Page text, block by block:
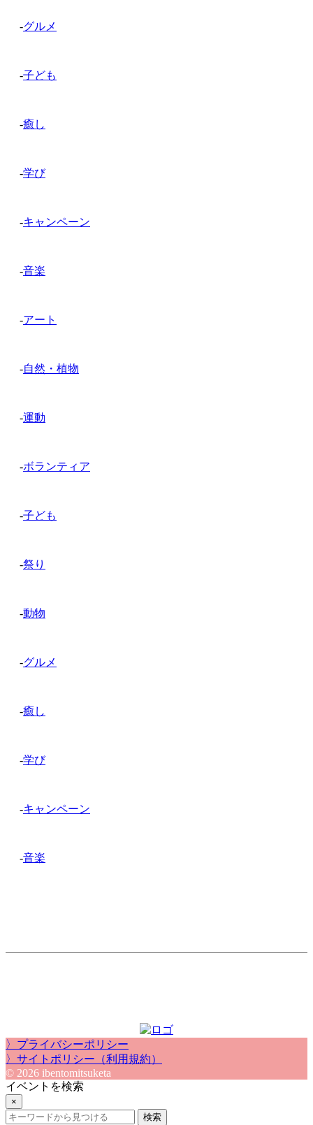
-グルメ
-子ども
-癒し
-学び
-キャンペーン
-音楽
-アート
-自然・植物
-運動
-ボランティア
-子ども
-祭り
-動物
-グルメ
-癒し
-学び
-キャンペーン
-音楽
〉プライバシーポリシー
〉サイトポリシー（利用規約）
© 2026 ibentomitsuketa
イベントを検索
×
検索